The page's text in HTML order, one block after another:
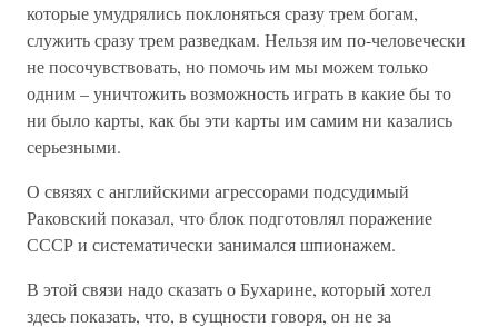
которые умудрялись поклоняться сразу трем богам,
служить сразу трем разведкам. Нельзя им по-человечески
не посочувствовать, но помочь им мы можем только
одним – уничтожить возможность играть в какие бы то
ни было карты, как бы эти карты им самим ни казались
серьезными.
О связях с английскими агрессорами подсудимый
Раковский показал, что блок подготовлял поражение
СССР и систематически занимался шпионажем.
В этой связи надо сказать о Бухарине, который хотел
здесь показать, что, в сущности говоря, он не за